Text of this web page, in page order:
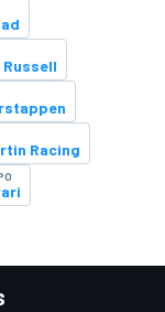
Russell
Racing